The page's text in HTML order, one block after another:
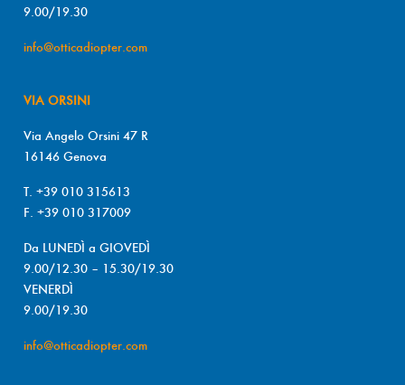
9.00/19.30
info@otticadiopter.com
VIA ORSINI
Via Angelo Orsini 47 R
16146 Genova
T. +39 010 315613
F. +39 010 317009
Da LUNEDÌ a GIOVEDÌ
9.00/12.30 – 15.30/19.30
VENERDÌ
9.00/19.30
info@otticadiopter.com